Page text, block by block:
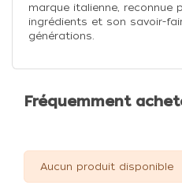
marque italienne, reconnue
ingrédients et son savoir-
générations.
Fréquemment
Aucun produit disponible